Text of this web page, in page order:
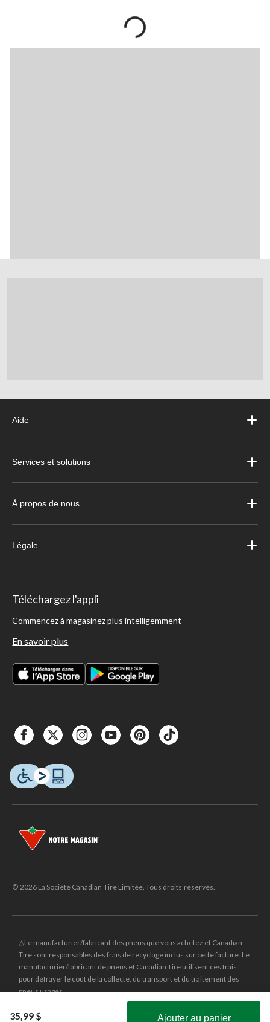
35,99 $ Ajouter au panier
Aide
Services et solutions
À propos de nous
Légale
Téléchargez l'appli
Commencez à magasinez plus intelligemment
En savoir plus
© 2026 La Société Canadian Tire Limitée. Tous droits réservés.
△Le manufacturier/fabricant des pneus que vous achetez et Canadian
Tire sont responsables des frais de recyclage inclus sur cette facture. Le
manufacturier/fabricant de pneus et Canadian Tire utilisent ces frais
pour défrayer le coût de la collecte, du transport et du traitement des
pneus usagés.
marques de commerce déposées de la Société Canadian Tire Limitée.